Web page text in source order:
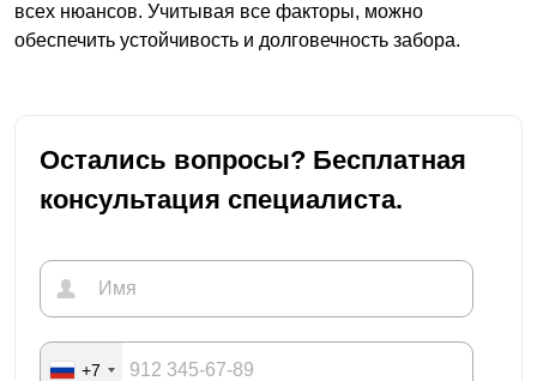
всех нюансов. Учитывая все факторы, можно
обеспечить устойчивость и долговечность забора.
Остались вопросы? Бесплатная
консультация специалиста.
+7